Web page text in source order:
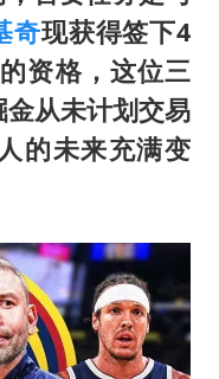
笔试第一被劝弃考涉事副校长被撤职
构建更高水平的全民健身公共服务体系
挡“张雪机车”民进党当局怕什么
灌溉水坝被隔成鱼塘 村民投诉20余年
奇现获得签下4
资格，这位三
从未计划交易
的未来充满变